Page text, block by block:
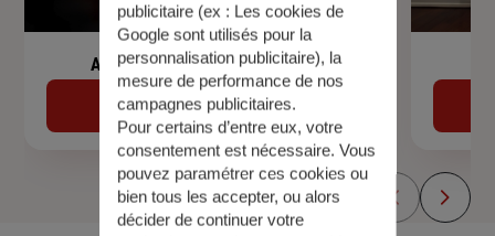
Assurance de prêt immobilier
Découvrir
publicitaire (ex : Les cookies de
Google sont utilisés pour la
personnalisation publicitaire), la
mesure de performance de nos
campagnes publicitaires.
Pour certains d’entre eux, votre
consentement est nécessaire. Vous
pouvez paramétrer ces cookies ou
bien tous les accepter, ou alors
décider de continuer votre